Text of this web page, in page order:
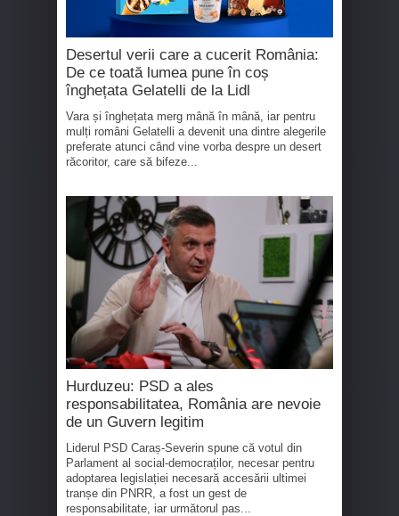
Desertul verii care a cucerit România:
De ce toată lumea pune în coș
înghețata Gelatelli de la Lidl
Vara și înghețata merg mână în mână, iar pentru
mulți români Gelatelli a devenit una dintre alegerile
preferate atunci când vine vorba despre un desert
răcoritor, care să bifeze...
Hurduzeu: PSD a ales
responsabilitatea, România are nevoie
de un Guvern legitim
Liderul PSD Caraș-Severin spune că votul din
Parlament al social-democraților, necesar pentru
adoptarea legislației necesară accesării ultimei
tranșe din PNRR, a fost un gest de
responsabilitate, iar următorul pas...